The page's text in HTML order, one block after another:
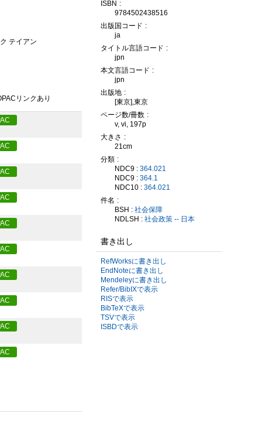
テイアン
リンクあり
ISBN
9784502438516
出版国コード
ja
タイトル言語コード
jpn
本文言語コード
jpn
出版地
[東京],東京
ページ数/冊数
v, vi, 197p
大きさ
21cm
分類
NDC9 : 364.021
NDC9 : 364.1
NDC10 : 364.021
件名
BSH : 社会保障
NDLSH : 社会政策 -- 日本
書き出し
RefWorksに書き出し
EndNoteに書き出し
Mendeleyに書き出し
Refer/BibIXで表示
RISで表示
BibTeXで表示
TSVで表示
ISBDで表示